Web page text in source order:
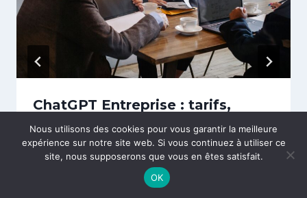
ChatGPT Entreprise : tarifs,
options professionnelles et
conseils pour choisir la bonne
offre
Nous utilisons des cookies pour vous garantir la meilleure
expérience sur notre site web. Si vous continuez à utiliser ce
site, nous supposerons que vous en êtes satisfait.
OK